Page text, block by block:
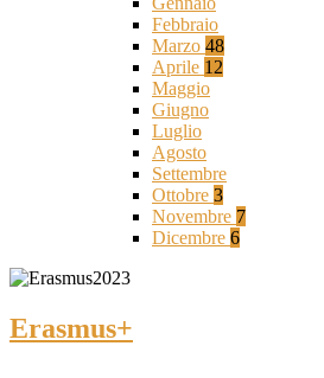
Febbraio
Marzo 48
Aprile 12
Maggio
Giugno
Luglio
Agosto
Settembre
Ottobre 3
Novembre 7
Dicembre 6
Erasmus+